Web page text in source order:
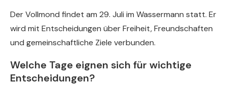
Der Vollmond findet am 29. Juli im Wassermann statt. Er
wird mit Entscheidungen über Freiheit, Freundschaften
und gemeinschaftliche Ziele verbunden.
Welche Tage eignen sich für wichtige
Entscheidungen?